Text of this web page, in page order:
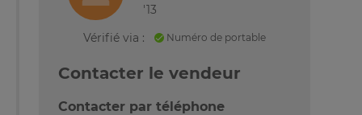
'13
Vérifié via :
Numéro de portable
Contacter le vendeur
Contacter par téléphone